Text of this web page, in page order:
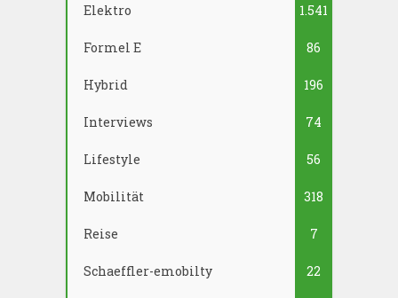
Elektro 1.541
Formel E 86
Hybrid 196
Interviews 74
Lifestyle 56
Mobilität 318
Reise 7
Schaeffler-emobilty 22